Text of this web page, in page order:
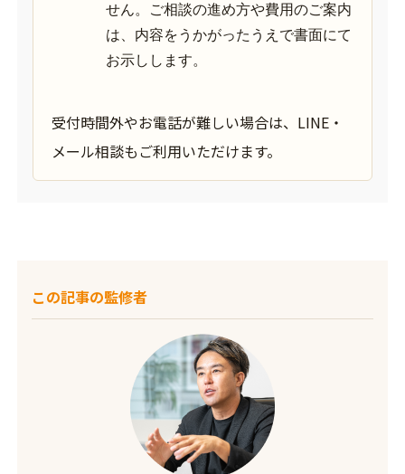
せん。ご相談の進め方や費用のご案内
は、内容をうかがったうえで書面にて
お示しします。
受付時間外やお電話が難しい場合は、LINE・
メール相談もご利用いただけます。
この記事の監修者